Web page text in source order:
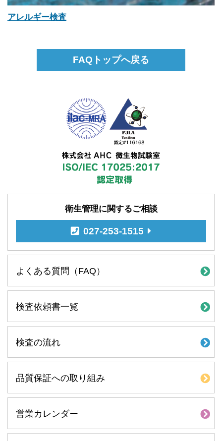
アレルギー検査
FAQトップへ戻る
衛生管理に関するご相談
027-253-1515
よくある質問（FAQ）
検査依頼書一覧
検査の流れ
品質保証への取り組み
営業カレンダー